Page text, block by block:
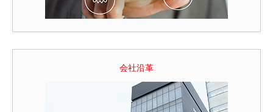
会社沿革